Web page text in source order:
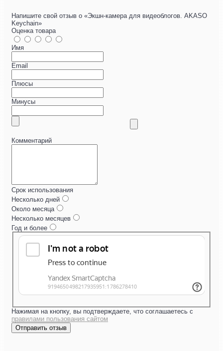
Напишите свой отзыв о «Экшн-камера для видеоблогов. AKASO
Keychain»
Оценка товара
Имя
Email
Плюсы
Минусы
Комментарий
Срок использования
Несколько дней
Около месяца
Несколько месяцев
Год и более
Нажимая на кнопку, вы подтверждаете, что соглашаетесь с
правилами пользования сайтом
Отправить отзыв